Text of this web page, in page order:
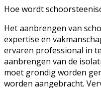
Hoe wordt
Het aanbrengen van
expertise en
ervaren professional in
aanbrengen van de
moet grondig worden
worden aangebracht.